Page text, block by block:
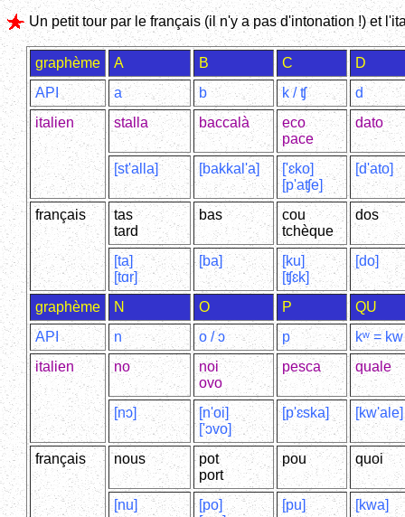
Un petit tour par le français (il n'y a pas d'intonation !) et
graphème A B C
D
API
a b k / ʧ
d
italien
stalla baccalà
eco
pace
dato
[st'alla] [bakkal'a]
['ɛko]
[p'aʧe]
[d'ato]
français
tas
tard
bas
cou
tchèque
dos
[ta]
[tɑr]
[ba]
[ku]
[ʧɛk]
[do]
graphème N O P
QU
API
n o / ɔ p
kʷ = kw
italien
no
noi
ovo
pesca quale
[nɔ]
[n'oi]
['ɔvo]
[p'ɛska] [kw'ale]
français nous
pot
port
pou quoi
[nu]
[po]
[pu] [kwa]